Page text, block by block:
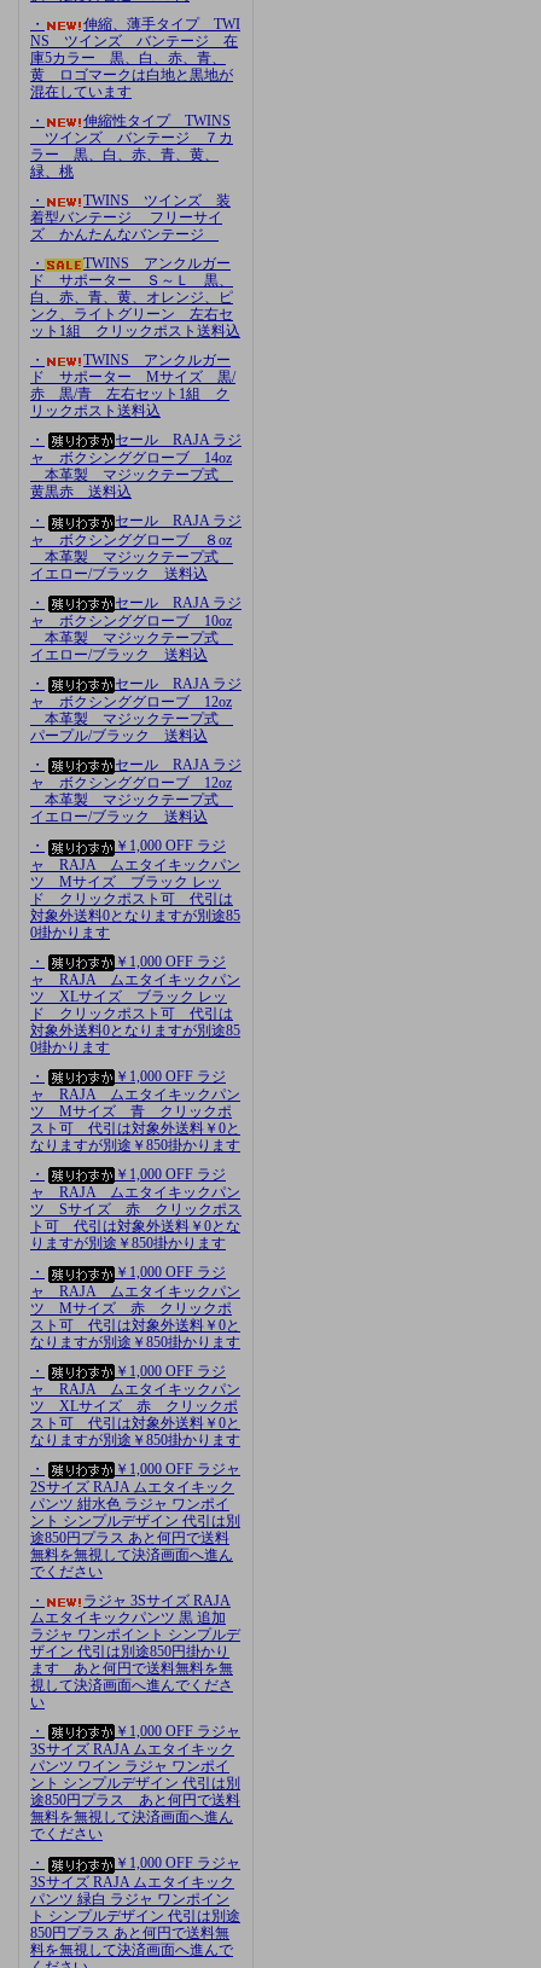
・
伸縮、薄手タイプ TWI
NS ツインズ バンテージ 在
庫5カラー 黒、白、赤、青、
黄 ロゴマークは白地と黒地が
混在しています
・
伸縮性タイプ TWINS
ツインズ バンテージ ７カ
ラー 黒、白、赤、青、黄、
緑、桃
・
TWINS ツインズ 装
着型バンテージ フリーサイ
ズ かんたんなバンテージ
・
TWINS アンクルガー
ド サポーター Ｓ～Ｌ 黒、
白、赤、青、黄、オレンジ、ピ
ンク、ライトグリーン 左右セ
ット1組 クリックポスト送料込
・
TWINS アンクルガー
ド サポーター Mサイズ 黒/
赤 黒/青 左右セット1組 ク
リックポスト送料込
・
セール RAJA ラジ
ャ ボクシンググローブ 14oz
本革製 マジックテープ式
黄黒赤 送料込
・
セール RAJA ラジ
ャ ボクシンググローブ ８oz
本革製 マジックテープ式
イエロー/ブラック 送料込
・
セール RAJA ラジ
ャ ボクシンググローブ 10oz
本革製 マジックテープ式
イエロー/ブラック 送料込
・
セール RAJA ラジ
ャ ボクシンググローブ 12oz
本革製 マジックテープ式
パープル/ブラック 送料込
・
セール RAJA ラジ
ャ ボクシンググローブ 12oz
本革製 マジックテープ式
イエロー/ブラック 送料込
・
￥1,000 OFF ラジ
ャ RAJA ムエタイキックパン
ツ Mサイズ ブラック レッ
ド クリックポスト可 代引は
対象外送料0となりますが別途85
0掛かります
・
￥1,000 OFF ラジ
ャ RAJA ムエタイキックパン
ツ XLサイズ ブラック レッ
ド クリックポスト可 代引は
対象外送料0となりますが別途85
0掛かります
・
￥1,000 OFF ラジ
ャ RAJA ムエタイキックパン
ツ Mサイズ 青 クリックポ
スト可 代引は対象外送料￥0と
なりますが別途￥850掛かります
・
￥1,000 OFF ラジ
ャ RAJA ムエタイキックパン
ツ Sサイズ 赤 クリックポス
ト可 代引は対象外送料￥0とな
りますが別途￥850掛かります
・
￥1,000 OFF ラジ
ャ RAJA ムエタイキックパン
ツ Mサイズ 赤 クリックポ
スト可 代引は対象外送料￥0と
なりますが別途￥850掛かります
・
￥1,000 OFF ラジ
ャ RAJA ムエタイキックパン
ツ XLサイズ 赤 クリックポ
スト可 代引は対象外送料￥0と
なりますが別途￥850掛かります
・
￥1,000 OFF ラジャ
2Sサイズ RAJA ムエタイキック
パンツ 紺水色 ラジャ ワンポイ
ント シンプルデザイン 代引は別
途850円プラス あと何円で送料
無料を無視して決済画面へ進ん
でください
・
ラジャ 3Sサイズ RAJA
ムエタイキックパンツ 黒 追加
ラジャ ワンポイント シンプルデ
ザイン 代引は別途850円掛かり
ます あと何円で送料無料を無
視して決済画面へ進んでくださ
い
・
￥1,000 OFF ラジャ
3Sサイズ RAJA ムエタイキック
パンツ ワイン ラジャ ワンポイ
ント シンプルデザイン 代引は別
途850円プラス あと何円で送料
無料を無視して決済画面へ進ん
でください
・
￥1,000 OFF ラジャ
3Sサイズ RAJA ムエタイキック
パンツ 緑白 ラジャ ワンポイン
ト シンプルデザイン 代引は別途
850円プラス あと何円で送料無
料を無視して決済画面へ進んで